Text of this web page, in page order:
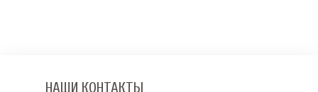
НАШИ КОНТАКТЫ